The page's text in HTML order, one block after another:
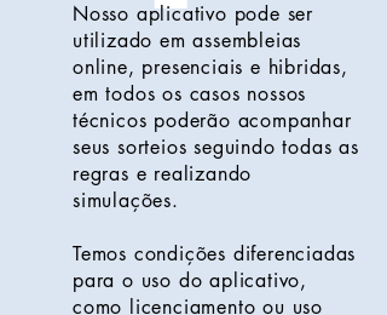
Nosso aplicativo pode ser
utilizado em assembleias
online, presenciais e hibridas,
em todos os casos nossos
técnicos poderão acompanhar
seus sorteios seguindo todas as
regras e realizando
simulações.
Temos condições diferenciadas
para o uso do aplicativo,
como licenciamento ou uso